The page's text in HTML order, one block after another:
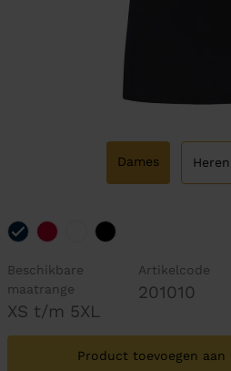
Dames
Beschikbare
maatrange
XS t/m 5XL
Artikelcode
201010
Product toevoegen aan